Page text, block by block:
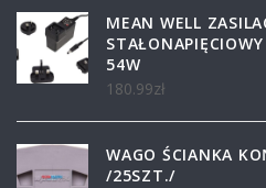
MEAN WELL
54W
180.99zł
WAGO ŚCIANKA
/25SZT./